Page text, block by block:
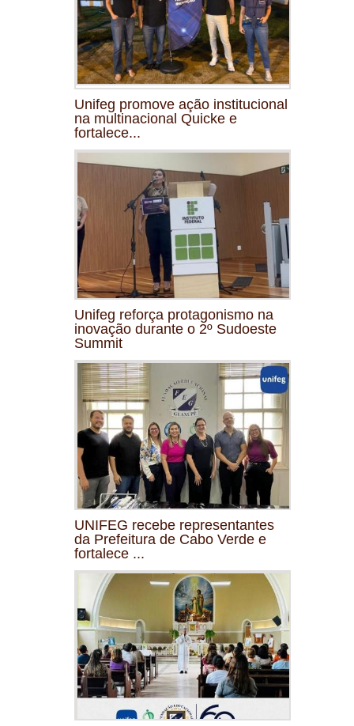
Unifeg promove ação institucional
na multinacional Quicke e
fortalece...
Unifeg reforça protagonismo na
inovação durante o 2º Sudoeste
Summit
UNIFEG recebe representantes
da Prefeitura de Cabo Verde e
fortalece ...